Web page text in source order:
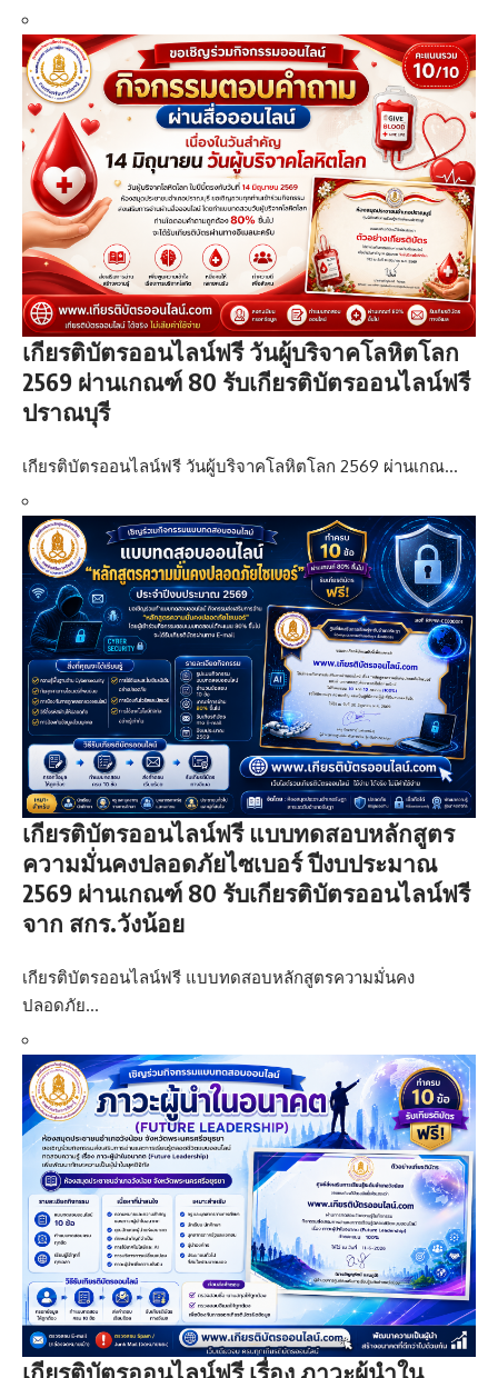
เกียรติบัตรออนไลน์ฟรี วันผู้บริจาคโลหิตโลก
2569 ผ่านเกณฑ์ 80 รับเกียรติบัตรออนไลน์ฟรี
ปราณบุรี
เกียรติบัตรออนไลน์ฟรี วันผู้บริจาคโลหิตโลก 2569 ผ่านเกณ…
เกียรติบัตรออนไลน์ฟรี แบบทดสอบหลักสูตร
ความมั่นคงปลอดภัยไซเบอร์ ปีงบประมาณ
2569 ผ่านเกณฑ์ 80 รับเกียรติบัตรออนไลน์ฟรี
จาก สกร.วังน้อย
เกียรติบัตรออนไลน์ฟรี แบบทดสอบหลักสูตรความมั่นคง
ปลอดภัย…
เกียรติบัตรออนไลน์ฟรี เรื่อง ภาวะผู้นำใน